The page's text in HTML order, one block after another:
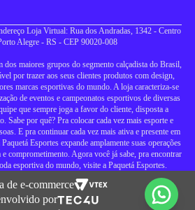
Loja Virtual: Rua dos Andradas, 1342 - Centro
Alegre - RS - CEP 90020-008
dos maiores grupos do segmento calçadista do Brasil,
por trazer aos seus clientes produtos com design,
marcas esportivas do mundo. A loja caracteriza-se
de eventos e campeonatos esportivos de diversas
que sempre joga a favor do cliente, disposta a
Sabe por quê? Pra colocar cada vez mais esporte e
E pra continuar cada vez mais ativa e presente em
Esportes expande amplamente suas operações
comprometimento. Agora você já sabe, pra encontrar
esportiva do mundo, visite a Paquetá Esportes.
de e-commerce
por